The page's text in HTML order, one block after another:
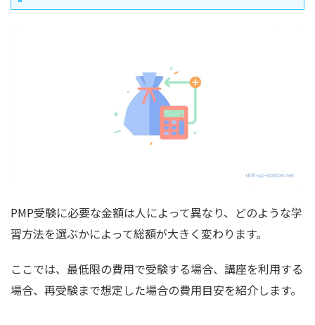
PMP受験に必要な金額は人によって異なり、どのような学
習方法を選ぶかによって総額が大きく変わります。
ここでは、最低限の費用で受験する場合、講座を利用する
場合、再受験まで想定した場合の費用目安を紹介します。